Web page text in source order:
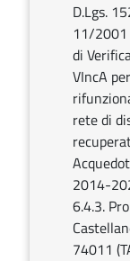
D.Lgs.
11/2001
di
VIncA
rete di
2014-
6.4.3.
74011